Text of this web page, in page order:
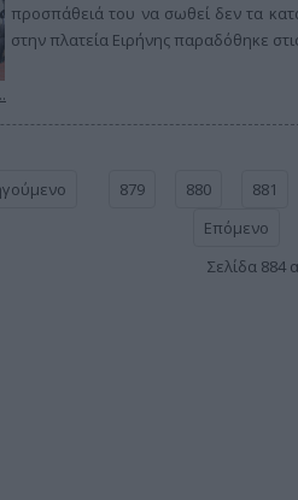
προσπάθειά του να σωθεί δεν τα
στην πλατεία Ειρήνης παραδόθηκε
879 880 881
Επόμενο
Σελίδα 884